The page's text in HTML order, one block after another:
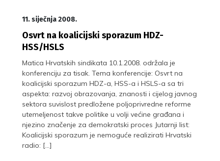
11. siječnja 2008.
Osvrt na koalicijski sporazum HDZ-
HSS/HSLS
Matica Hrvatskih sindikata 10.1.2008. održala je
konferenciju za tisak. Tema konferencije: Osvrt na
koalicijski sporazum HDZ-a, HSS-a i HSLS-a sa tri
aspekta: razvoj obrazovanja, znanosti i cijelog javnog
sektora suvislost predložene poljoprivredne reforme
utemeljenost takve politike u volji većine građana i
njezino značenje za demokratski proces Jutarnji list:
Koalicijski sporazum je nemoguće realizirati Hrvatski
radio: […]